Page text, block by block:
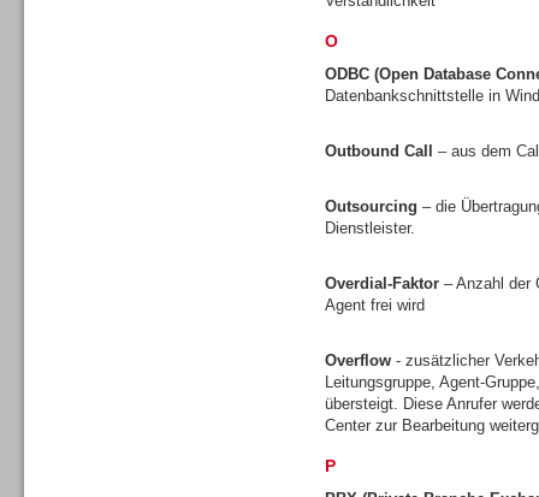
O
ODBC (Open Database
Datenbankschnittstelle in
Outbound Call – aus dem
Outsourcing – die
Dienstleister.
Overdial-Faktor – Anzahl der
Agent frei wird
Overflow - zusätzlicher
Leitungsgruppe, Agent-
übersteigt. Diese Anrufer
Center zur Bearbeitung
P